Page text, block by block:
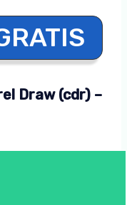
Draw (cdr) –